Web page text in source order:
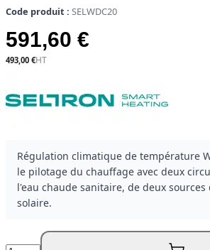
Code produit : SELWDC20
591,60 €
493,00 €
Régulation climatique de température
le pilotage du chauffage avec deux
l'eau chaude sanitaire, de deux
solaire.